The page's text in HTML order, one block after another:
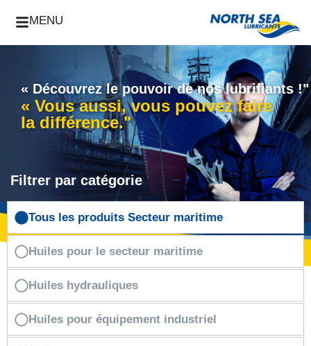
MENU
« Découvrez le pouvoir de nos lubrifiants !"
« Vous aussi, vous pouvez faire
la différence."
Filtrer par catégorie
Tous les produits Secteur maritime
Huiles pour le secteur maritime
Huiles hydrauliques
Huiles pour équipement industriel